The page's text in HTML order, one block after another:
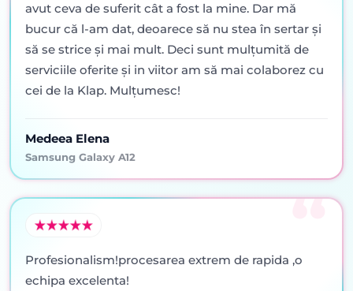
avut ceva de suferit cât a fost la mine. Dar mă
bucur că l-am dat, deoarece să nu stea în sertar şi
să se strice şi mai mult. Deci sunt mulţumită de
serviciile oferite şi in viitor am să mai colaborez cu
cei de la Klap. Mulţumesc!
Medeea Elena
Samsung Galaxy A12
Profesionalism!procesarea extrem de rapida ,o
echipa excelenta!